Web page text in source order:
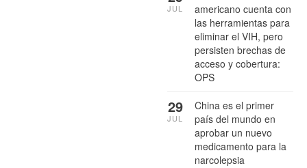
americano cuenta con
las herramientas para
eliminar el VIH, pero
persisten brechas de
acceso y cobertura:
OPS
JUL
China es el primer
país del mundo en
aprobar un nuevo
medicamento para la
narcolepsia
29
JUL